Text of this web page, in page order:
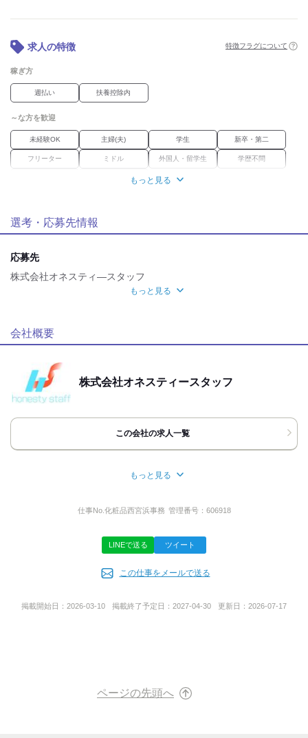
求人の特徴 特徴フラグについて
稼ぎ方
週払い 扶養控除内
～な方を歓迎
未経験OK 主婦(夫) 学生 新卒・第二
フリーター ミドル 外国人・留学生 学歴不問
駅徒歩5分 バイク通勤OK
交通費有
応募時のメリット
履歴書不要
もっと見る
選考・応募先情報
応募先
株式会社オネスティ―スタッフ
[最寄駅]
兵庫県 西宮市⁄鳴尾・武庫川女子大前駅 (徒歩 3分)
[住所]
兵庫県西宮市鳴尾町3丁目１番18号
応募方法
最後までご覧いただきまして
■電話にてご応募の方■
その際には「バイトルを見て応募しました！」と
お伝えいただくとスムーズです。
◆カンタンWEB応募24h受付中！
折り返し、採用担当者よりご連絡いたします。
もっと見る
会社概要
株式会社オネスティースタッフ
この会社の求人一覧
大阪府大阪市西区靭本町１丁目７番１７号ラシーヌ四ツ橋9F
もっと見る
仕事No. 化粧品西宮浜事務 管理番号： 606918
LINEで送る ツイート
この仕事をメールで送る
掲載開始日： 2026-03-10 掲載終了予定日： 2027-04-30 更新日： 2026-07-17
ページの先頭へ